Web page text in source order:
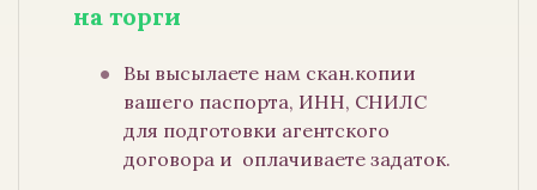
на торги
Вы высылаете нам скан.копии
вашего паспорта, ИНН, СНИЛС
для подготовки агентского
договора и оплачиваете задаток.